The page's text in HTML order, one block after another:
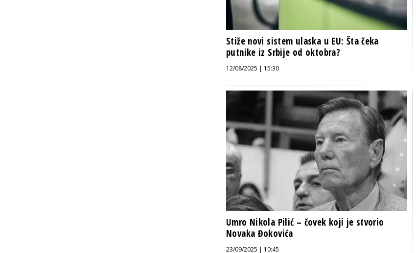
Stiže novi sistem ulaska u EU: Šta čeka
putnike iz Srbije od oktobra?
12/08/2025 | 15:30
Umro Nikola Pilić – čovek koji je stvorio
Novaka Đokovića
23/09/2025 | 10:45